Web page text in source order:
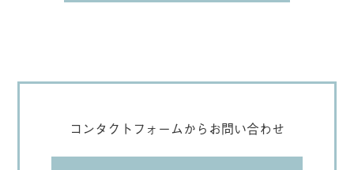
コンタクトフォームからお問い合わせ